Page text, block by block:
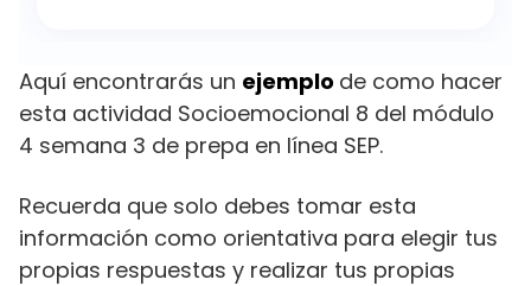
Aquí encontrarás un ejemplo de como hacer
esta actividad Socioemocional 8 del módulo
4 semana 3 de prepa en línea SEP.
Recuerda que solo debes tomar esta
información como orientativa para elegir tus
propias respuestas y realizar tus propias